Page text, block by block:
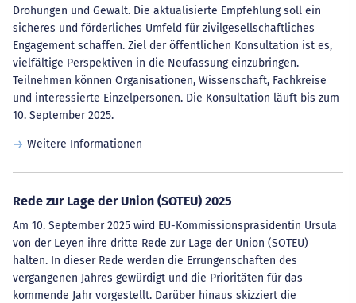
Drohungen und Gewalt. Die aktualisierte Empfehlung soll ein
sicheres und förderliches Umfeld für zivilgesellschaftliches
Engagement schaffen. Ziel der öffentlichen Konsultation ist es,
vielfältige Perspektiven in die Neufassung einzubringen.
Teilnehmen können Organisationen, Wissenschaft, Fachkreise
und interessierte Einzelpersonen. Die Konsultation läuft bis zum
10. September 2025.
Weitere Informationen
Rede zur Lage der Union (SOTEU) 2025
Am 10. September 2025 wird EU-Kommissionspräsidentin Ursula
von der Leyen ihre dritte Rede zur Lage der Union (SOTEU)
halten. In dieser Rede werden die Errungenschaften des
vergangenen Jahres gewürdigt und die Prioritäten für das
kommende Jahr vorgestellt. Darüber hinaus skizziert die